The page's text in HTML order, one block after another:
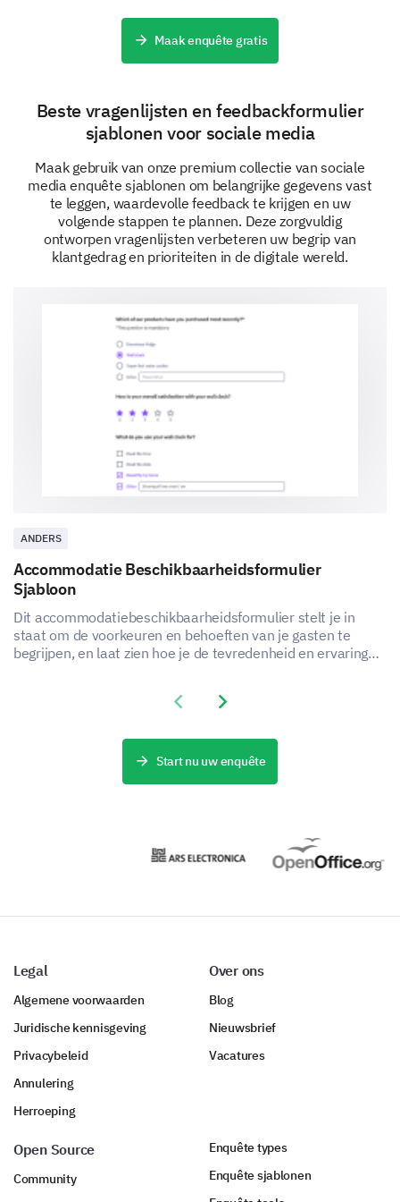
Maak enquête gratis
Beste vragenlijsten en feedbackformulier
sjablonen voor sociale media
Maak gebruik van onze premium collectie van sociale
media enquête sjablonen om belangrijke gegevens vast
te leggen, waardevolle feedback te krijgen en uw
volgende stappen te plannen. Deze zorgvuldig
ontworpen vragenlijsten verbeteren uw begrip van
klantgedrag en prioriteiten in de digitale wereld.
ANDERS
Accommodatie Beschikbaarheidsformulier
Sjabloon
Dit accommodatiebeschikbaarheidsformulier stelt je in
staat om de voorkeuren en behoeften van je gasten te
begrijpen, en laat zien hoe je de tevredenheid en ervaring
Previous slide
Next slide
Start nu uw enquête
Legal
Algemene voorwaarden
Juridische kennisgeving
Privacybeleid
Annulering
Herroeping
Over ons
Blog
Nieuwsbrief
Vacatures
Open Source
Community
Enquête types
Enquête sjablonen